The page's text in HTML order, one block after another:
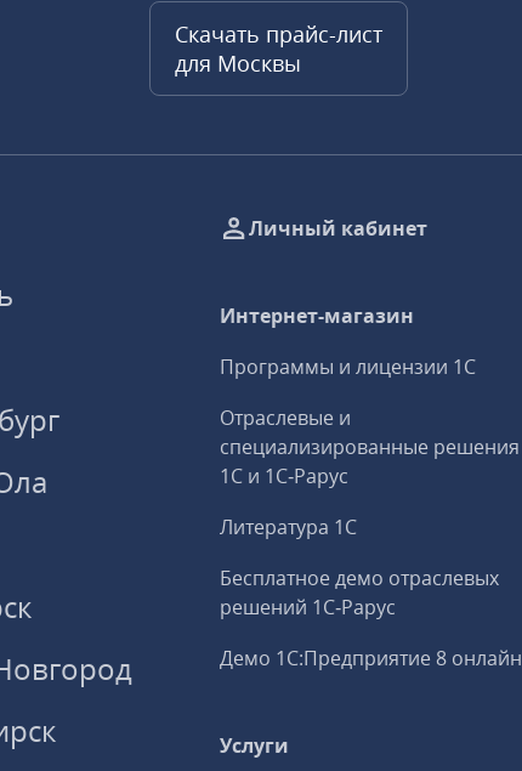
Скачать прайс-лист
для Москвы
Личный кабинет
Интернет-магазин
Программы и лицензии 1С
Отраслевые и
специализированные решения
1С и 1С‑Рарус
Литература 1С
Бесплатное демо отраслевых
решений 1С‑Рарус
Демо 1С:Предприятие 8 онлайн
Услуги